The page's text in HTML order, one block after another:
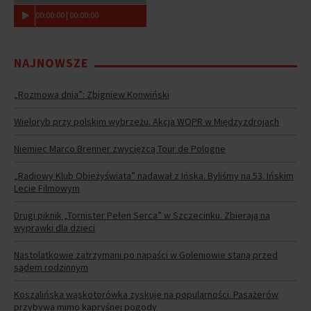
00:00:00 | 00:00:00
NAJNOWSZE
„Rozmowa dnia”: Zbigniew Konwiński
Wieloryb przy polskim wybrzeżu. Akcja WOPR w Międzyzdrojach
Niemiec Marco Brenner zwycięzcą Tour de Pologne
„Radiowy Klub Obieżyświata” nadawał z Ińska. Byliśmy na 53. Ińskim
Lecie Filmowym
Drugi piknik „Tornister Pełen Serca” w Szczecinku. Zbierają na
wyprawki dla dzieci
Nastolatkowie zatrzymani po napaści w Goleniowie staną przed
sądem rodzinnym
Koszalińska wąskotorówka zyskuje na popularności. Pasażerów
przybywa mimo kapryśnej pogody